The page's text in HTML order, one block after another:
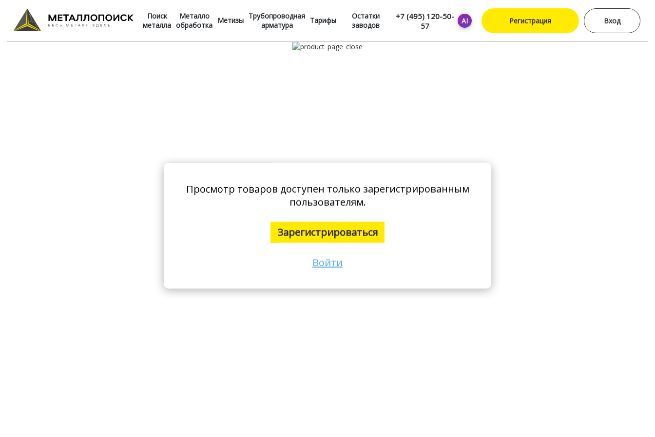
Поиск
металла
Металло
обработка Метизы Трубопроводная
арматура
Тарифы
Остатки
заводов
+7 (495) 120-50-
57
AI Регистрация Вход
Просмотр товаров доступен только зарегистрированным
пользователям.
Зарегистрироваться
Войти